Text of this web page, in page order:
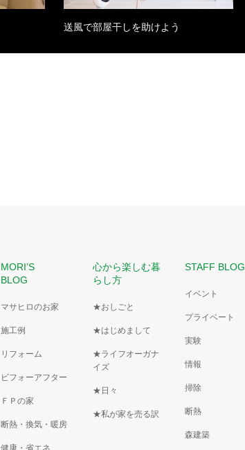
送風で部屋干しを助けよう
MORI’S
BLOG
マサヒロのお家
施工例
リフォーム
ビフォーアフター
ＦＰの家
断熱・換気・暖房
健康・省エネ
心から楽しむ暮
らし方
★おしごと
★はじめまして
★ライフオーガナ
イズ
★日々
★私が家を売る訳
STAFF BLOG
イベント
プライベート
実験
情報
掃除
断熱
森建築